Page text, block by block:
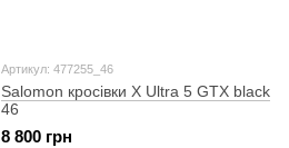
Артикул: 477255_46
Salomon кросівки X Ultra 5 GTX black
46
8 800 грн